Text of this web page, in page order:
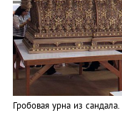
Гробовая урна из сандала.